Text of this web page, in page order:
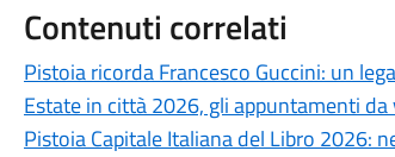
Contenuti correlati
Pistoia ricorda Francesco Guccini: un
Estate in città 2026, gli appuntamenti
Pistoia Capitale Italiana del Libro 2026: